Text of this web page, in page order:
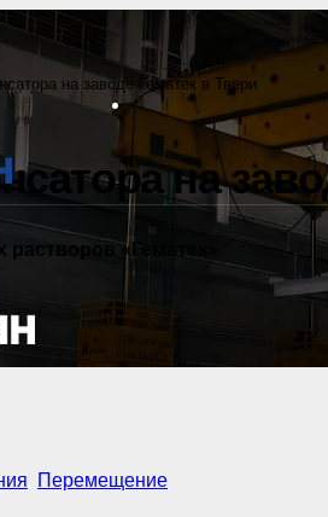
на заводе Гематек в Твери
на
«Гематек»
г.
Перемещение